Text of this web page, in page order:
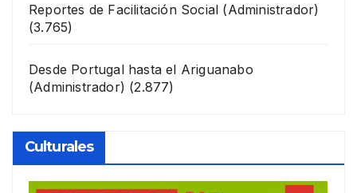
Reportes de Facilitación Social (Administrador)
(3.765)
Desde Portugal hasta el Ariguanabo
(Administrador) (2.877)
Culturales